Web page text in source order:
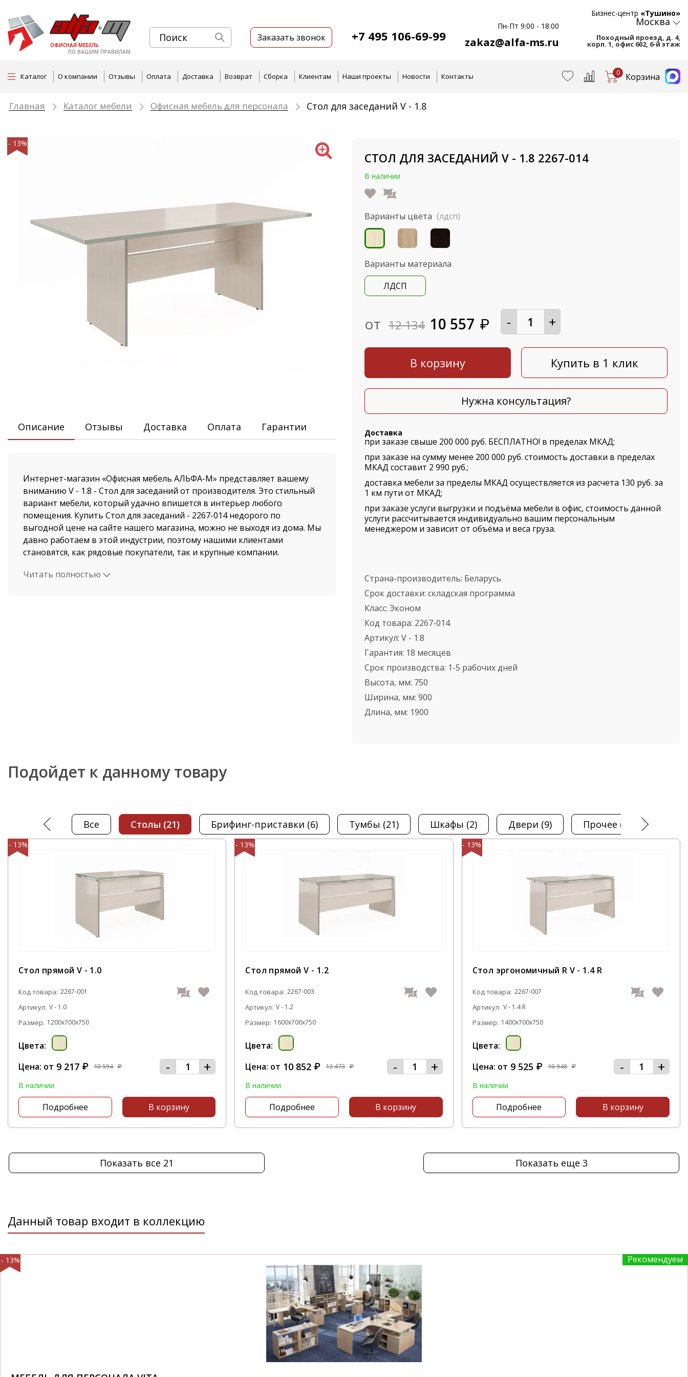
ОФИСНАЯ МЕБЕЛЬ
ПО ВАШИМ ПРАВИЛАМ
Заказать звонок +7 495 106-69-99
Пн-Пт 9:00 - 18:00
zakaz@alfa-ms.ru
Бизнес-центр «Тушино»
Москва
Походный проезд, д. 4,
корп. 1, офис 602, 6-й этаж
Каталог О компании Отзывы Оплата Доставка Возврат Сборка Клиентам Наши проекты Новости Контакты 0 Корзина
Главная Каталог мебели Офисная мебель для персонала Стол для заседаний V - 1.8
- 13%
Описание Отзывы Доставка Оплата Гарантии
Интернет-магазин «Офисная мебель АЛЬФА-М» представляет вашему
вниманию V - 1.8 - Стол для заседаний от производителя. Это стильный
вариант мебели, который удачно впишется в интерьер любого
помещения. Купить Стол для заседаний - 2267-014 недорого по
выгодной цене на сайте нашего магазина, можно не выходя из дома. Мы
давно работаем в этой индустрии, поэтому нашими клиентами
становятся, как рядовые покупатели, так и крупные компании.
Стоимость Стол для заседаний и быстрая доставка от нашего магазина
Читать полностью
СТОЛ ДЛЯ ЗАСЕДАНИЙ V - 1.8 2267-014
В наличии
Варианты цвета (лдсп)
Варианты материала
ЛДСП
от 12 134 10 557 ₽ - +
В корзину Купить в 1 клик
Нужна консультация?
Доставка
при заказе свыше 200 000 руб. БЕСПЛАТНО! в пределах МКАД;
при заказе на сумму менее 200 000 руб. стоимость доставки в пределах
МКАД составит 2 990 руб.;
доставка мебели за пределы МКАД осуществляется из расчета 130 руб. за
1 км пути от МКАД;
при заказе услуги выгрузки и подъёма мебели в офис, стоимость данной
услуги рассчитывается индивидуально вашим персональным
менеджером и зависит от объёма и веса груза.
Страна-производитель: Беларусь
Срок доставки: складская программа
Класс: Эконом
Код товара: 2267-014
Артикул: V - 1.8
Гарантия: 18 месяцев
Срок производства: 1-5 рабочих дней
Высота, мм: 750
Ширина, мм: 900
Длина, мм: 1900
Подойдет к данному товару
Все столы (21) брифинг-приставки (6) тумбы (21) шкафы (2) двери (9) прочее (1)
- 13%
Стол прямой V - 1.0
Код товара: 2267-001
Артикул: V - 1.0
Размер: 1200x700x750
Цвета:
Цена: от 9 217 ₽ 10 594 ₽ - +
В наличии
Подробнее В корзину
- 13%
Стол прямой V - 1.2
Код товара: 2267-003
Артикул: V - 1.2
Размер: 1600x700x750
Цвета:
Цена: от 10 852 ₽ 12 473 ₽ - +
В наличии
Подробнее В корзину
- 13%
Стол эргономичный R V - 1.4 R
Код товара: 2267-007
Артикул: V - 1.4 R
Размер: 1400x700x750
Цвета:
Цена: от 9 525 ₽ 10 948 ₽ - +
В наличии
Подробнее В корзину
Показать все 21 Показать еще 3
Данный товар входит в коллекцию
Рекомендуем
- 13%